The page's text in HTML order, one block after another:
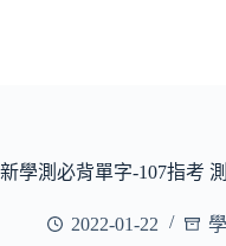
新學測必背單字-107指考
2022-01-22